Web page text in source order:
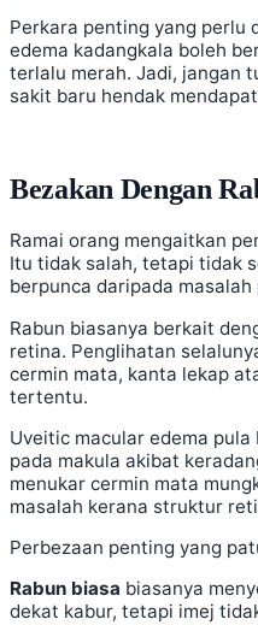
Perkara penting yang perlu
edema kadangkala boleh
terlalu merah. Jadi, jangan
sakit baru hendak
Bezakan Dengan
Ramai orang mengaitkan
Itu tidak salah, tetapi tidak
berpunca daripada masalah
Rabun biasanya berkait
retina. Penglihatan
cermin mata, kanta lekap
tertentu.
Uveitic macular edema
pada makula akibat
menukar cermin mata
masalah kerana struktur
Perbezaan penting yang
Rabun biasa biasanya
dekat kabur, tetapi imej